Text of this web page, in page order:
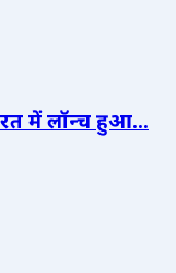
में लॉन्च हुआ...